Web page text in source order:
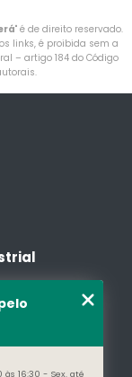
" é de direito reservado.
links, é proibida sem a
– artigo 184 do Código
.
Santo
7700
16:30 - Sex. até